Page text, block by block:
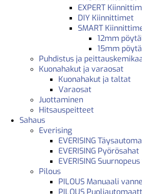
EXPERT
DIY Kiinnittimet
SMART
12mm
15mm
Puhdistus ja
Kuonahakut ja varaosat
Kuonahakut ja taltat
Varaosat
Juottaminen
Hitsauspeitteet
Sahaus
Everising
EVERISING
EVERISING Pyörösahat
EVERISING
Pilous
PILOUS Manuaali
PILOUS